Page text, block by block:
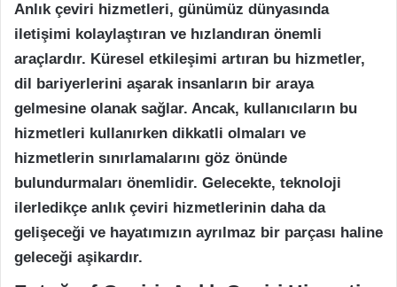
Anlık çeviri hizmetleri, günümüz dünyasında
iletişimi kolaylaştıran ve hızlandıran önemli
araçlardır. Küresel etkileşimi artıran bu hizmetler,
dil bariyerlerini aşarak insanların bir araya
gelmesine olanak sağlar. Ancak, kullanıcıların bu
hizmetleri kullanırken dikkatli olmaları ve
hizmetlerin sınırlamalarını göz önünde
bulundurmaları önemlidir. Gelecekte, teknoloji
ilerledikçe anlık çeviri hizmetlerinin daha da
gelişeceği ve hayatımızın ayrılmaz bir parçası haline
geleceği aşikardır.